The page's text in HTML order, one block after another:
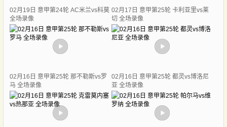
02月19日 意甲第24轮 AC米兰vs科莫
全场录像
02月17日 意甲第25轮 卡利亚里vs莱
切 全场录像
02月16日 意甲第25轮 那不勒斯vs罗
马 全场录像
02月16日 意甲第25轮 都灵vs博洛尼
亚 全场录像